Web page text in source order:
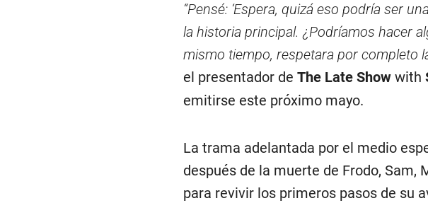
“Pensé: ‘Espera, quizá eso podría ser
la historia principal. ¿Podríamos hacer
mismo tiempo, respetara por completo
el presentador de The Late Showwith
emitirse este próximo mayo.
La trama adelantada por el medio
después de la muerte de Frodo, Sam,
para revivir los primeros pasos de su